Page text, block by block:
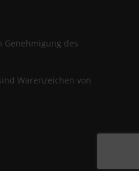
des
Warenzeichen von